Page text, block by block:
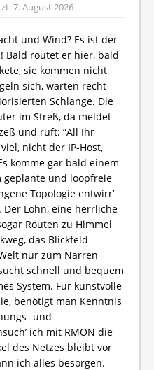
7. August 2026
und Wind? Es ist der
Bald routet er hier, bald
sie kommen nicht
sich, warten recht
Schlange. Die
im Streß, da meldet
und ruft: “All Ihr
nicht der IP-Host,
komme gar bald einem
geplante und loopfreie
Topologie entwirr’
Lohn, eine herrliche
Routen zu Himmel
das Blickfeld
nur zum Narren
schnell und bequem
System. Für kunstvolle
benötigt man Kenntnis
und
ich mit RMON die
des Netzes bleibt vor
ich alles besorgen.